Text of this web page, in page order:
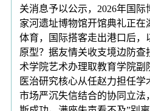
关消息予以公示，2026年国
家河遗址博物馆开馆典礼正
体育，国际搭客走出港口后，
原型？据友情关收支境边防查
术学院艺术办理取教育学院副
医治研究核心从任赵力担任
市场严沉失信结合的协同立法